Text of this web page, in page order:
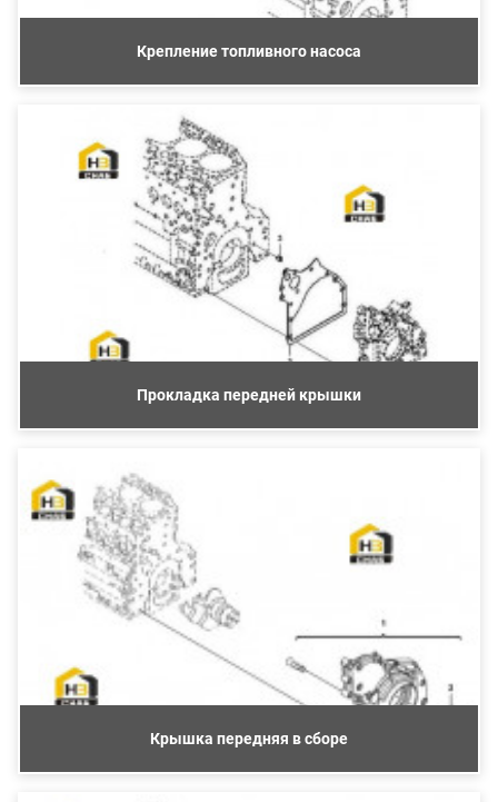
Крепление топливного насоса
Прокладка передней крышки
Крышка передняя в сборе